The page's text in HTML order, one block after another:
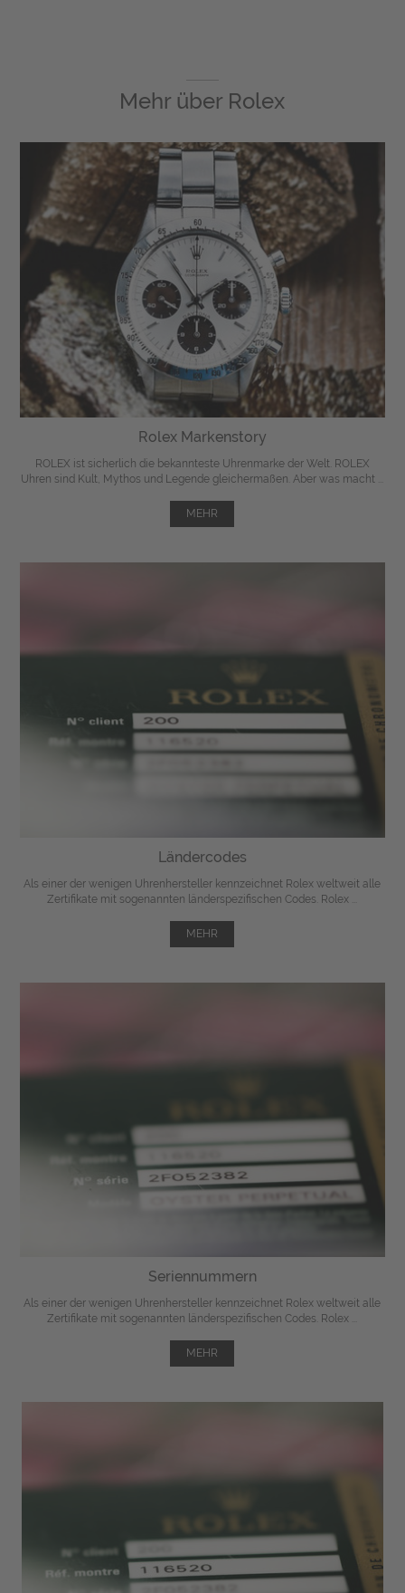
Mehr über Rolex
Rolex Markenstory
ROLEX ist sicherlich die bekannteste Uhrenmarke der Welt. ROLEX
Uhren sind Kult, Mythos und Legende gleichermaßen. Aber was macht ...
MEHR
Ländercodes
Als einer der wenigen Uhrenhersteller kennzeichnet Rolex weltweit alle
Zertifikate mit sogenannten länderspezifischen Codes. Rolex ...
MEHR
Seriennummern
Als einer der wenigen Uhrenhersteller kennzeichnet Rolex weltweit alle
Zertifikate mit sogenannten länderspezifischen Codes. Rolex ...
MEHR